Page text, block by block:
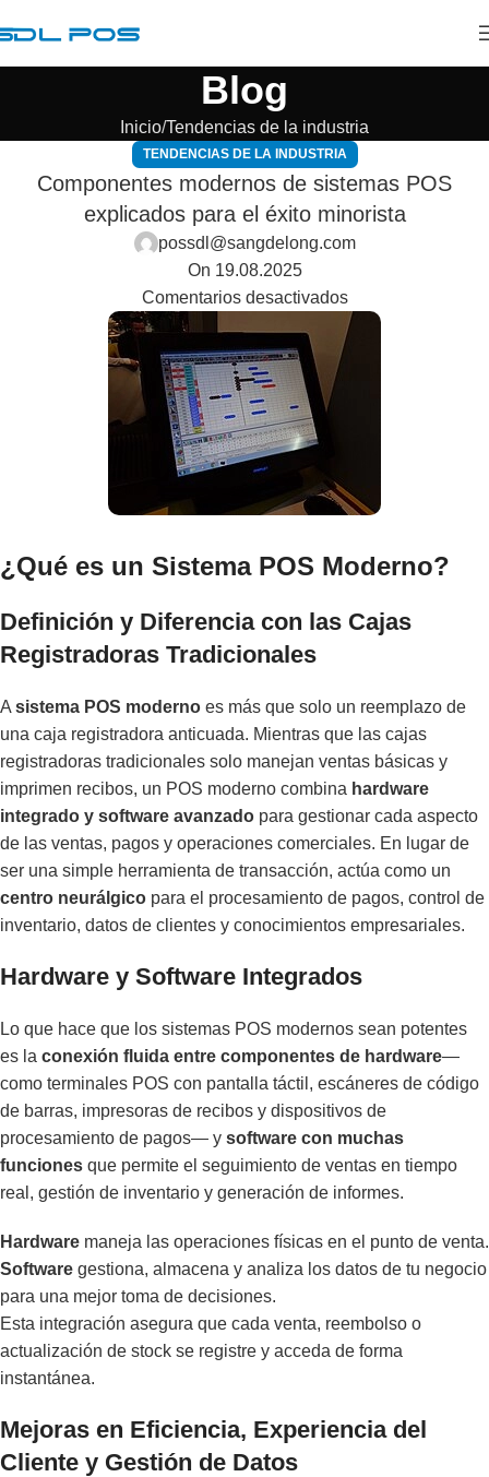
Blog
Inicio Tendencias de la industria
TENDENCIAS DE LA INDUSTRIA
Componentes modernos de sistemas POS
explicados para el éxito minorista
possdl@sangdelong.com
On 19.08.2025
Comentarios desactivados
¿Qué es un Sistema POS Moderno?
Definición y Diferencia con las Cajas
Registradoras Tradicionales
A sistema POS moderno es más que solo un reemplazo de
una caja registradora anticuada. Mientras que las cajas
registradoras tradicionales solo manejan ventas básicas y
imprimen recibos, un POS moderno combina hardware
integrado y software avanzado para gestionar cada aspecto
de las ventas, pagos y operaciones comerciales. En lugar de
ser una simple herramienta de transacción, actúa como un
centro neurálgico para el procesamiento de pagos, control de
inventario, datos de clientes y conocimientos empresariales.
Hardware y Software Integrados
Lo que hace que los sistemas POS modernos sean potentes
es la conexión fluida entre componentes de hardware—
como terminales POS con pantalla táctil, escáneres de código
de barras, impresoras de recibos y dispositivos de
procesamiento de pagos— y software con muchas
funciones que permite el seguimiento de ventas en tiempo
real, gestión de inventario y generación de informes.
Hardware maneja las operaciones físicas en el punto de venta.
Software gestiona, almacena y analiza los datos de tu negocio
para una mejor toma de decisiones.
Esta integración asegura que cada venta, reembolso o
actualización de stock se registre y acceda de forma
instantánea.
Mejoras en Eficiencia, Experiencia del
Cliente y Gestión de Datos